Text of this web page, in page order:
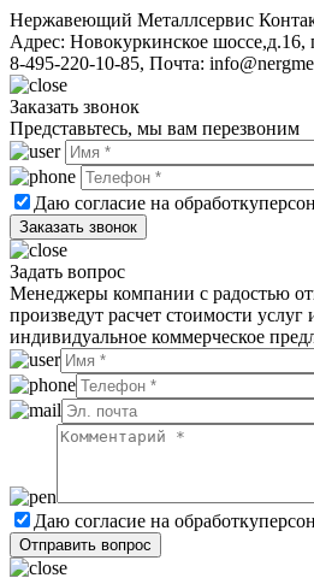
Нержавеющий Металлсервис
Адрес: Новокуркинское шоссе,д.16,
8-495-220-10-85, Почта:
Заказать звонок
Представьтесь, мы вам перезвоним
Даю согласие на обработку
Задать вопрос
Менеджеры компании с радостью
произведут расчет стоимости услуг
индивидуальное коммерческое
Даю согласие на обработку